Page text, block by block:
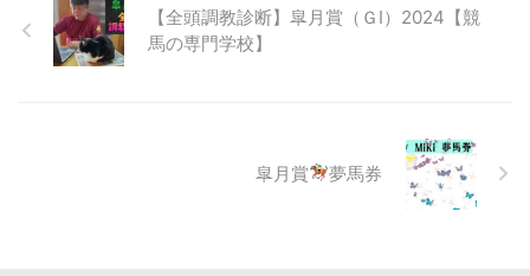
【全頭調教診断】皐月賞（ＧⅠ）2024【競
馬の専門学校】
皐月賞 夢馬券